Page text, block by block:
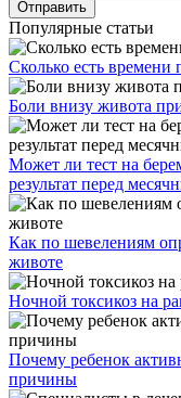
Популярные статьи
Сколько есть времени
Боли внизу живота
Может ли тест на
результат перед
Как по шевелениям
животе
Ночной токсикоз на
Почему ребенок
причины